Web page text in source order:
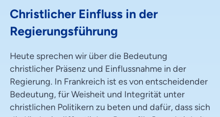
Christlicher Einfluss in der
Regierungsführung
Heute sprechen wir über die Bedeutung
christlicher Präsenz und Einflussnahme in der
Regierung. In Frankreich ist es von entscheidender
Bedeutung, für Weisheit und Integrität unter
christlichen Politikern zu beten und dafür, dass sich